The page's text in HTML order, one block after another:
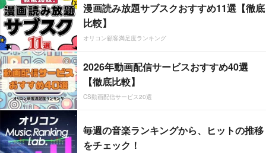
漫画読み放題サブスクおすすめ11選【徹底
比較】
オリコン顧客満足度ランキング
2026年動画配信サービスおすすめ40選
【徹底比較】
CS動画配信サービス20選
毎週の音楽ランキングから、ヒットの推移
をチェック！